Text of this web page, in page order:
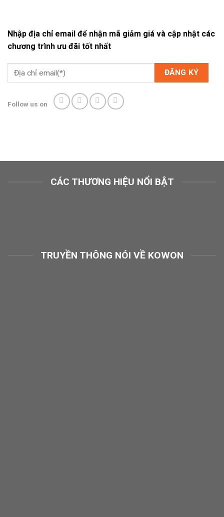
Nhập địa chỉ email để nhận mã giảm giá và cập nhật các
chương trình ưu đãi tốt nhất
Follow us on
CÁC THƯƠNG HIỆU NỔI BẬT
TRUYỀN THÔNG NÓI VỀ KOWON